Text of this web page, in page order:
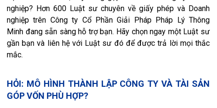
nghiệp? Hơn 600 Luật sư chuyên về giấy phép và Doanh
nghiệp trên Công ty Cổ Phần Giải Pháp Pháp Lý Thông
Minh đang sẵn sàng hỗ trợ bạn. Hãy chọn ngay một Luật sư
gần bạn và liên hệ với Luật sư đó để được trả lời mọi thắc
mắc.
HỎI: MÔ HÌNH THÀNH LẬP CÔNG TY VÀ TÀI SẢN
GÓP VỐN PHÙ HỢP?